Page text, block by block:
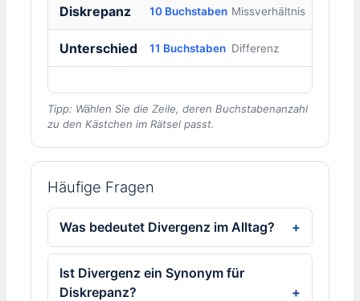
Diskrepanz 10 Buchstaben Missverhältnis
Unterschied 11 Buchstaben Differenz
Tipp: Wählen Sie die Zeile, deren Buchstabenanzahl
zu den Kästchen im Rätsel passt.
Häufige Fragen
Was bedeutet Divergenz im Alltag?
Ist Divergenz ein Synonym für
Diskrepanz?